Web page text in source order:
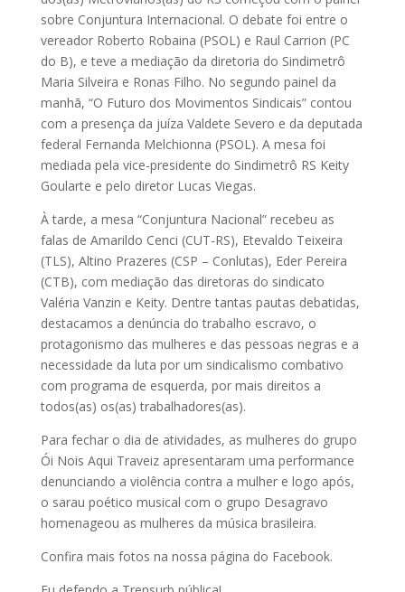
sobre Conjuntura Internacional. O debate foi entre o
vereador Roberto Robaina (PSOL) e Raul Carrion (PC
do B), e teve a mediação da diretoria do Sindimetrô
Maria Silveira e Ronas Filho. No segundo painel da
manhã, “O Futuro dos Movimentos Sindicais” contou
com a presença da juíza Valdete Severo e da deputada
federal Fernanda Melchionna (PSOL). A mesa foi
mediada pela vice-presidente do Sindimetrô RS Keity
Goularte e pelo diretor Lucas Viegas.
À tarde, a mesa “Conjuntura Nacional” recebeu as
falas de Amarildo Cenci (CUT-RS), Etevaldo Teixeira
(TLS), Altino Prazeres (CSP – Conlutas), Eder Pereira
(CTB), com mediação das diretoras do sindicato
Valéria Vanzin e Keity. Dentre tantas pautas debatidas,
destacamos a denúncia do trabalho escravo, o
protagonismo das mulheres e das pessoas negras e a
necessidade da luta por um sindicalismo combativo
com programa de esquerda, por mais direitos a
todos(as) os(as) trabalhadores(as).
Para fechar o dia de atividades, as mulheres do grupo
Ói Nois Aqui Traveiz apresentaram uma performance
denunciando a violência contra a mulher e logo após,
o sarau poético musical com o grupo Desagravo
homenageou as mulheres da música brasileira.
Confira mais fotos na nossa página do Facebook.